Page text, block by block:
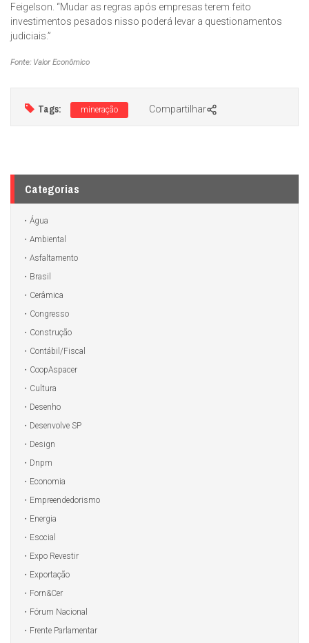
Feigelson. “Mudar as regras após empresas terem feito
investimentos pesados nisso poderá levar a questionamentos
judiciais.”
Fonte: Valor Econômico
Tags: mineração Compartilhar
Categorias
Água
Ambiental
Asfaltamento
Brasil
Cerâmica
Congresso
Construção
Contábil/Fiscal
CoopAspacer
Cultura
Desenho
Desenvolve SP
Design
Dnpm
Economia
Empreendedorismo
Energia
Esocial
Expo Revestir
Exportação
Forn&Cer
Fórum Nacional
Frente Parlamentar